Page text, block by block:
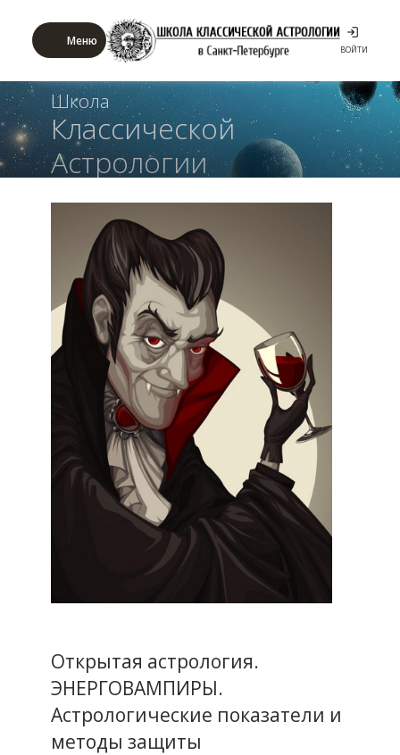
Меню
ВОЙТИ
Школа
Классической
Астрологии
Открытая астрология.
ЭНЕРГОВАМПИРЫ.
Астрологические показатели и
методы защиты